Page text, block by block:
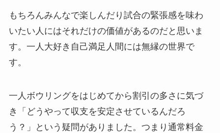
もちろんみんなで楽しんだり試合の緊張感を味わ
いたい人にはそれだけの価値があるのだと思いま
す。一人大好き自己満足人間には無縁の世界で
す。
一人ボウリングをはじめてから割引の多さに気づ
き「どうやって収支を安定させているんだろ
う？」という疑問がありました。つまり通常料金